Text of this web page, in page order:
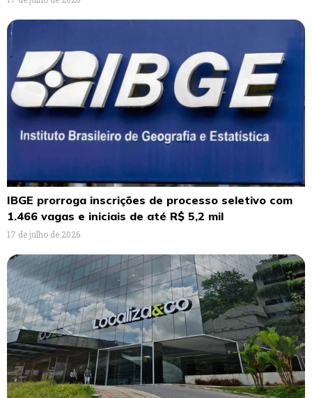
IBGE prorroga inscrições de processo seletivo com
1.466 vagas e iniciais de até R$ 5,2 mil
17 de julho de 2026